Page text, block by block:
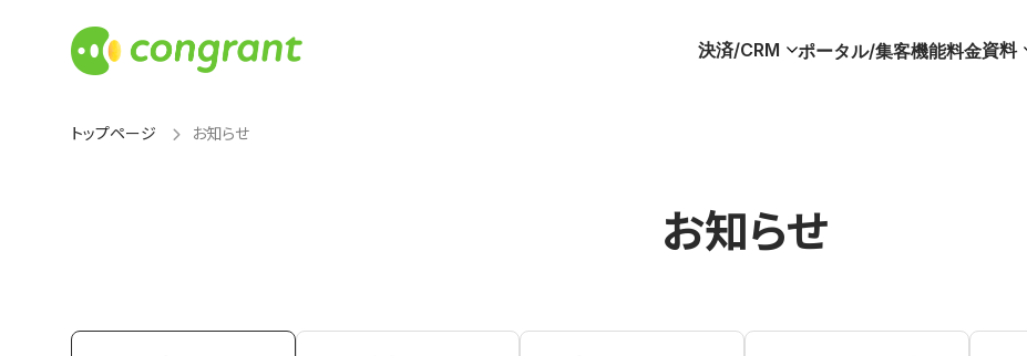
決済/CRM ポータル/集客機能料金資料
トップページ お知らせ
お知らせ